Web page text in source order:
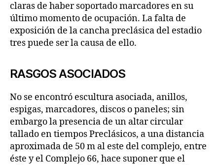
claras de haber soportado marcadores en su
último momento de ocupación. La falta de
exposición de la cancha preclásica del estadio
tres puede ser la causa de ello.
RASGOS ASOCIADOS
No se encontró escultura asociada, anillos,
espigas, marcadores, discos o paneles; sin
embargo la presencia de un altar circular
tallado en tiempos Preclásicos, a una distancia
aproximada de 50 m al este del complejo, entre
éste y el Complejo 66, hace suponer que el